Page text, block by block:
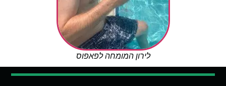
לירון המומחה לפאפוס